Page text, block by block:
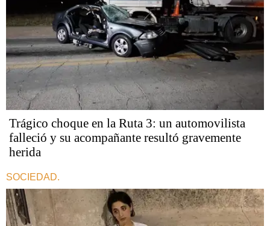
Trágico choque en la Ruta 3: un automovilista
falleció y su acompañante resultó gravemente
herida
SOCIEDAD.